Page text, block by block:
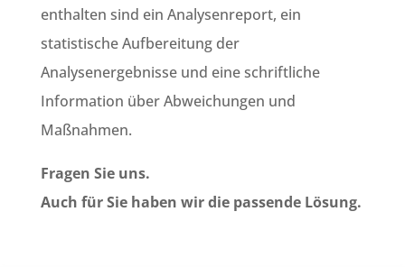
enthalten sind ein Analysenreport, ein
statistische Aufbereitung der
Analysenergebnisse und eine schriftliche
Information über Abweichungen und
Maßnahmen.
Fragen Sie uns.
Auch für Sie haben wir die passende Lösung.